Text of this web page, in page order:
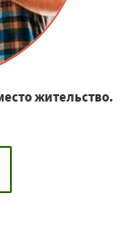
жительство.